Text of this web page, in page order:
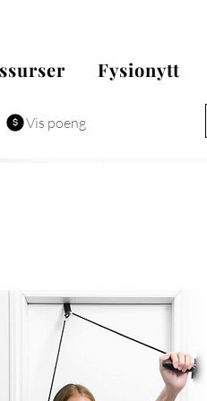
Vis poeng
Fysionytt